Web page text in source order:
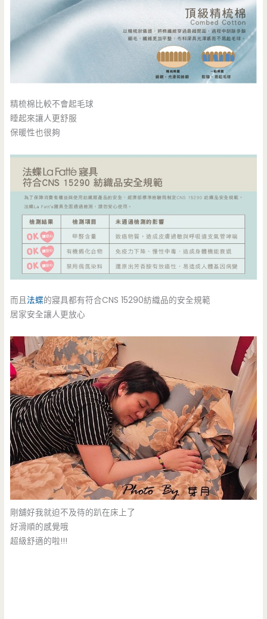
精梳棉比較不會起毛球
睡起來讓人更舒服
保暖性也很夠
而且法蝶的寢具都有符合CNS 15290紡織品的安全規範
居家安全讓人更放心
剛舖好我就迫不及待的趴在床上了
好滑順的感覺哦
超級舒適的啦!!!